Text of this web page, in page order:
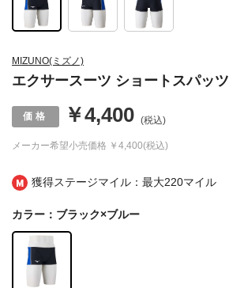
獲得ステージマイル：最大220マイル
MIZUNO(ミズノ)
エクサースーツ ショートスパッツ
メーカー希望小売価格 ￥4,400(税込)
￥4,400 (税込)
カラー：ブラック×ブルー